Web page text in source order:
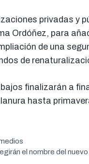
privadas y
Ordóñez, para
de una
de
finalizarán a
hasta
el nombre del